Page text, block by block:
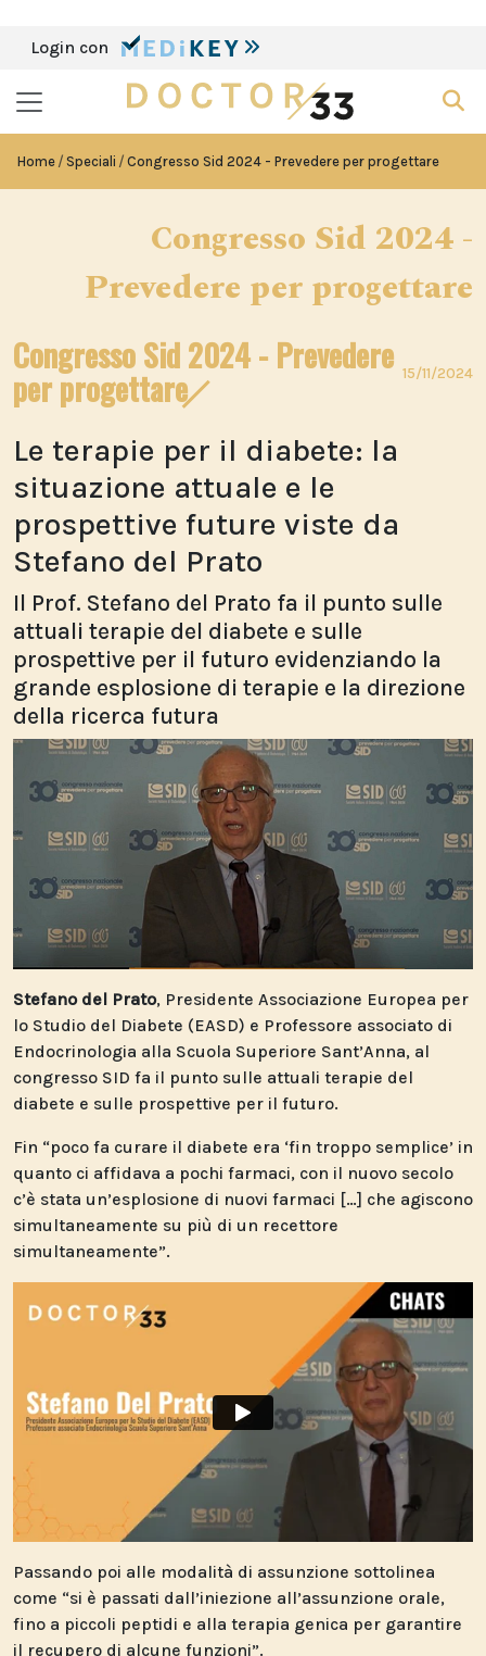
Login con
Home Speciali Congresso Sid 2024 - Prevedere per progettare
Congresso Sid 2024 -
Prevedere per progettare
Congresso Sid 2024 - Prevedere
per progettare 15/11/2024
Le terapie per il diabete: la
situazione attuale e le
prospettive future viste da
Stefano del Prato
Il Prof. Stefano del Prato fa il punto sulle
attuali terapie del diabete e sulle
prospettive per il futuro evidenziando la
grande esplosione di terapie e la direzione
della ricerca futura
Stefano del Prato, Presidente Associazione Europea per
lo Studio del Diabete (EASD) e Professore associato di
Endocrinologia alla Scuola Superiore Sant’Anna, al
congresso SID fa il punto sulle attuali terapie del
diabete e sulle prospettive per il futuro.
Fin “poco fa curare il diabete era ‘fin troppo semplice’ in
quanto ci affidava a pochi farmaci, con il nuovo secolo
c’è stata un’esplosione di nuovi farmaci […] che agiscono
simultaneamente su più di un recettore
simultaneamente”.
Passando poi alle modalità di assunzione sottolinea
come “si è passati dall’iniezione all’assunzione orale,
fino a piccoli peptidi e alla terapia genica per garantire
il recupero di alcune funzioni”.